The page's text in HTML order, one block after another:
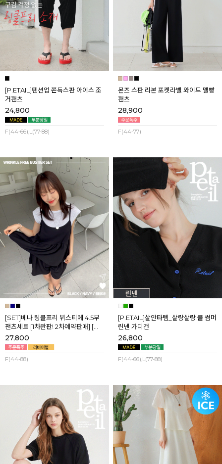
[P.ETAIL]텐션업 쫀득스판 아이스 조
거팬츠
24,800
F(44-66),L(77-88)
몬즈 스판 리본 포켓라벨 와이드 멜빵
팬츠
28,900
F(44-77)
[SET]베나 링클프리 뷔스티에 4.5부
팬츠세트 [1차완판! 2차예약판매] [네
이비,블랙] 8월셋째주 순차배송
27,800
F(44-88)
[P.ETAIL]살안타템_살랑살랑 쿨 썸머
린넨 가디건
26,800
F(44-66),L(77-88)